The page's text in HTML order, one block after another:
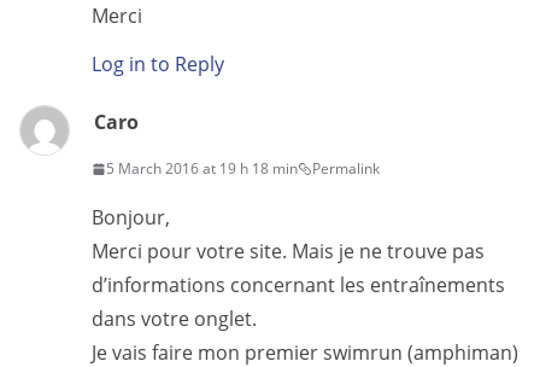
Merci
Log in to Reply
Caro
5 March 2016 at 19 h 18 min Permalink
Bonjour,
Merci pour votre site. Mais je ne trouve pas
d’informations concernant les entraînements
dans votre onglet.
Je vais faire mon premier swimrun (amphiman)